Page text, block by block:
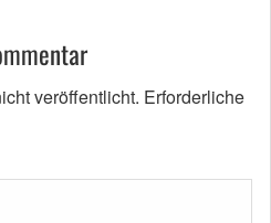
veröffentlicht. Erforderliche